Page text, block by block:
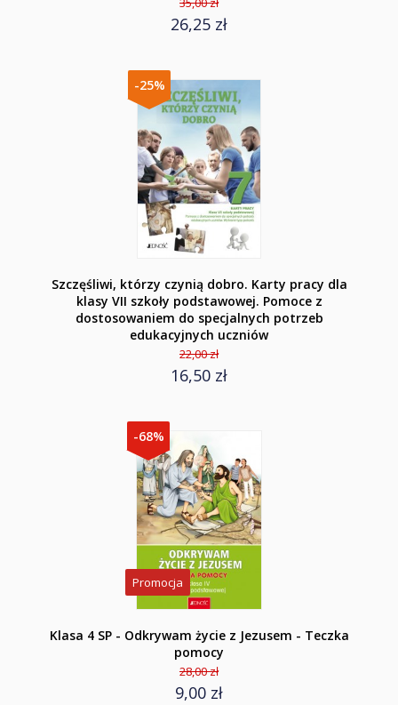
26,25 zł
-25%
Szczęśliwi, którzy czynią dobro. Karty pracy dla
klasy VII szkoły podstawowej. Pomoce z
dostosowaniem do specjalnych potrzeb
edukacyjnych uczniów
22,00 zł
16,50 zł
-68%
Promocja
Klasa 4 SP - Odkrywam życie z Jezusem - Teczka
pomocy
28,00 zł
9,00 zł